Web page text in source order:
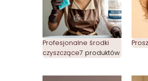
Profesjonalne środki
czyszczące7 produktów